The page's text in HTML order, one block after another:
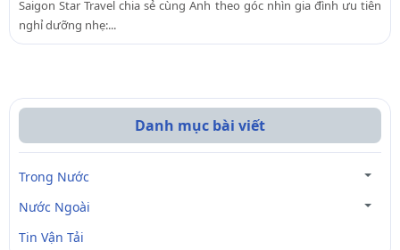
Saigon Star Travel chia sẻ cùng Anh theo góc nhìn gia đình ưu tiên
nghỉ dưỡng nhẹ:...
Danh mục bài viết
Trong Nước
Nước Ngoài
Tin Vận Tải